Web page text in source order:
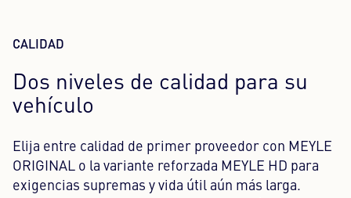
CALIDAD
Dos niveles de calidad para su
vehículo
Elija entre calidad de primer proveedor con MEYLE
ORIGINAL o la variante reforzada MEYLE HD para
exigencias supremas y vida útil aún más larga.